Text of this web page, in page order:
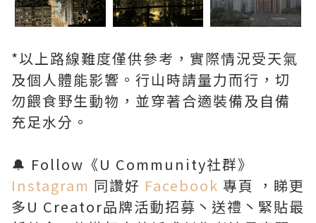
*以上路線難度僅供參考，實際情況受天氣
及個人體能影響。行山時請量力而行，切
勿餵食野生動物，並穿著合適裝備及自備
充足水分。
🔔 Follow《U Community社群》
Instagram 同讚好 Facebook 專頁 ，睇更
多U Creator品牌活動招募丶送禮丶緊貼最